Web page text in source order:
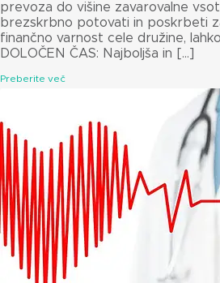
prevoza do višine zavarovalne
brezskrbno potovati in poskrbeti
finančno varnost cele družine,
DOLOČEN ČAS: Najboljša in […]
Preberite več